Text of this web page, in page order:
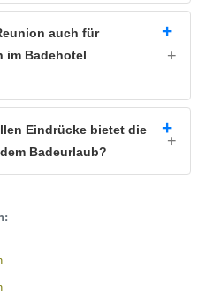
auch für
im Badehotel
Eindrücke bietet die
Badeurlaub?